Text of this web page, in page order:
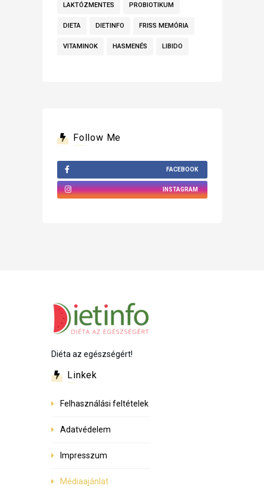
LAKTÓZMENTES PROBIOTIKUM
DIETA DIETINFO FRISS MEMÓRIA
VITAMINOK HASMENÉS LIBIDO
Follow Me
FACEBOOK
INSTAGRAM
Diéta az egészségért!
Linkek
Felhasználási feltételek
Adatvédelem
Impresszum
Médiaajánlat